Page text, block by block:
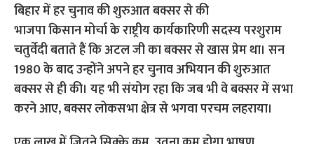
बिहार में हर चुनाव की शुरुआत बक्सर से की
भाजपा किसान मोर्चा के राष्ट्रीय कार्यकारिणी सदस्य परशुराम
चतुर्वेदी बताते हैं कि अटल जी का बक्सर से खास प्रेम था। सन
1980 के बाद उन्होंने अपने हर चुनाव अभियान की शुरुआत
बक्सर से ही की। यह भी संयोग रहा कि जब भी वे बक्सर में सभा
करने आए, बक्सर लोकसभा क्षेत्र से भगवा परचम लहराया।